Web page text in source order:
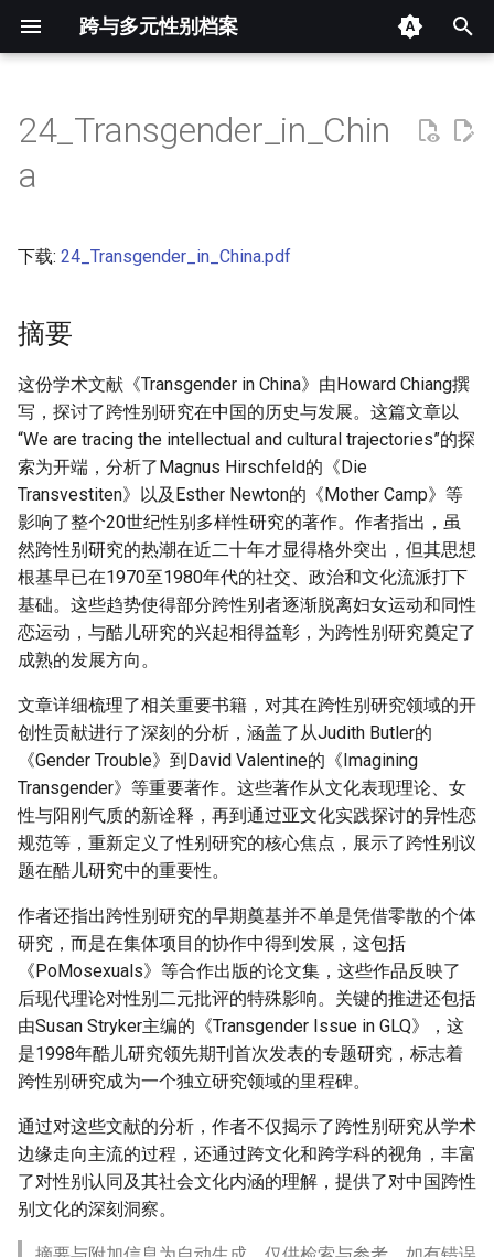
跨与多元性别档案
开
摘要
24_Transgender_in_Chin
a
下载: 24_Transgender_in_China.pdf
摘要
这份学术文献《Transgender in China》由Howard Chiang撰
写，探讨了跨性别研究在中国的历史与发展。这篇文章以
“We are tracing the intellectual and cultural trajectories”的探
索为开端，分析了Magnus Hirschfeld的《Die
Transvestiten》以及Esther Newton的《Mother Camp》等
影响了整个20世纪性别多样性研究的著作。作者指出，虽
然跨性别研究的热潮在近二十年才显得格外突出，但其思想
根基早已在1970至1980年代的社交、政治和文化流派打下
基础。这些趋势使得部分跨性别者逐渐脱离妇女运动和同性
恋运动，与酷儿研究的兴起相得益彰，为跨性别研究奠定了
成熟的发展方向。
文章详细梳理了相关重要书籍，对其在跨性别研究领域的开
创性贡献进行了深刻的分析，涵盖了从Judith Butler的
《Gender Trouble》到David Valentine的《Imagining
Transgender》等重要著作。这些著作从文化表现理论、女
性与阳刚气质的新诠释，再到通过亚文化实践探讨的异性恋
规范等，重新定义了性别研究的核心焦点，展示了跨性别议
题在酷儿研究中的重要性。
作者还指出跨性别研究的早期奠基并不单是凭借零散的个体
研究，而是在集体项目的协作中得到发展，这包括
《PoMosexuals》等合作出版的论文集，这些作品反映了
后现代理论对性别二元批评的特殊影响。关键的推进还包括
由Susan Stryker主编的《Transgender Issue in GLQ》，这
是1998年酷儿研究领先期刊首次发表的专题研究，标志着
跨性别研究成为一个独立研究领域的里程碑。
通过对这些文献的分析，作者不仅揭示了跨性别研究从学术
边缘走向主流的过程，还通过跨文化和跨学科的视角，丰富
了对性别认同及其社会文化内涵的理解，提供了对中国跨性
别文化的深刻洞察。